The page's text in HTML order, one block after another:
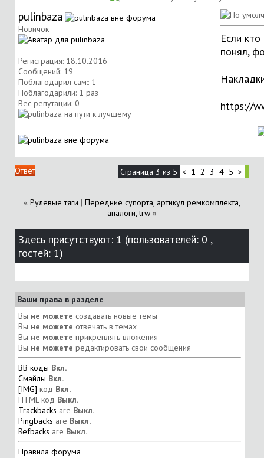
pulinbaza
Новичок
Регистрация: 18.10.2016
Сообщений: 19
Поблагодарил сам:: 1
Поблагодарили: 1 раз
Вес репутации: 0
Если
понял,
https://
Ответ Страница 3 из 5 < 1 2 3 4 5 >
« Рулевые тяги | Передние супорта, артикул ремкомплекта,
аналоги, trw »
Здесь присутствуют: 1 (пользователей: 0 ,
гостей: 1)
Ваши права в разделе
Вы не можете создавать новые темы
Вы не можете отвечать в темах
Вы не можете прикреплять вложения
Вы не можете редактировать свои сообщения
BB коды Вкл.
Смайлы Вкл.
[IMG] код Вкл.
HTML код Выкл.
Trackbacks are Выкл.
Pingbacks are Выкл.
Refbacks are Выкл.
Правила форума